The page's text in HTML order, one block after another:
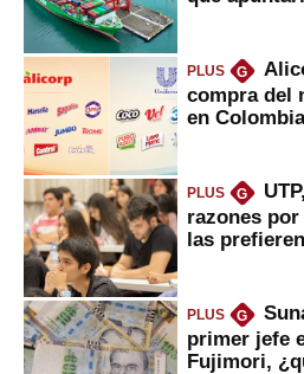
PLUS G
compra del
en Colombia
PLUS G
razones
las
PLUS G
primer jefe
Fujimori,